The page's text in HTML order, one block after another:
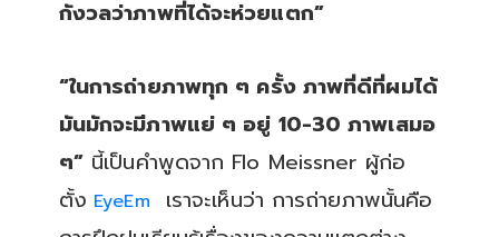
กังวลว่าภาพที่ได้จะห่วยแตก”
“ในการถ่ายภาพทุก ๆ ครั้ง ภาพที่ดีที่ผมได้
มันมักจะมีภาพแย่ ๆ อยู่ 10-30 ภาพเสมอ
ๆ” นี้เป็นคำพูดจาก Flo Meissner ผู้ก่อ
ตั้ง EyeEm
เราจะเห็นว่า การถ่ายภาพนั้นคือ